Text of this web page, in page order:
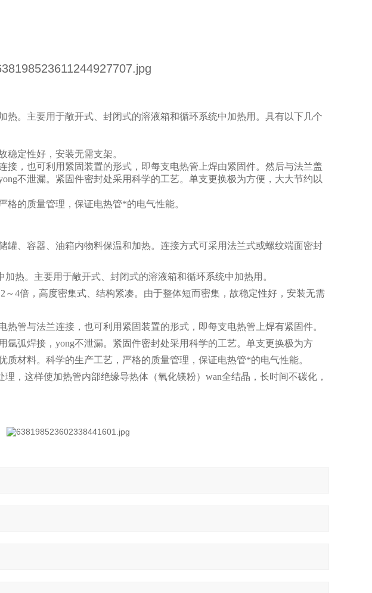
热。主要用于敞开式、封闭式的溶液箱和循环系统中加热用。具有以下几个
稳定性好，安装无需支架。
接，也可利用紧固装置的形式，即每支电热管上焊由紧固件。然后与法兰盖
不泄漏。紧固件密封处采用科学的工艺。单支更换极为方便，大大节约以
的质量管理，保证电热管*的电气性能。
罐、容器、油箱内物料保温和加热。连接方式可采用法兰式或螺纹端面密封
热。主要用于敞开式、封闭式的溶液箱和循环系统中加热用。
～4倍，高度密集式、结构紧凑。由于整体短而密集，故稳定性好，安装无需
热管与法兰连接，也可利用紧固装置的形式，即每支电热管上焊有紧固件。
氩弧焊接，yong不泄漏。紧固件密封处采用科学的工艺。单支更换极为方
质材料。科学的生产工艺，严格的质量管理，保证电热管*的电气性能。
，这样使加热管内部绝缘导热体（氧化镁粉）wan全结晶，长时间不碳化，